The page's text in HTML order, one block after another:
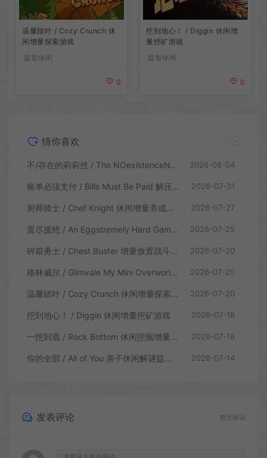
温馨踏叶 / Cozy Crunch 休
闲增量探索游戏
益智休闲
0
挖到地心！ / Diggin 休闲增
量挖矿游戏
益智休闲
0
猜你喜欢
不/存在的莉莉丝 / The NOexistenceN of Lilith 动态形象桌面互动游戏 2026-08-04
账单必须支付 / Bills Must Be Paid 解压增量肉鸽休闲游戏 2026-07-31
厨师骑士 / Chef Knight 休闲增量养成游戏 2026-07-27
蛋尽援绝 / An Eggstremely Hard Game 休闲合作闯关游戏 2026-07-25
碎箱勇士 / Chest Buster 增量放置战斗游戏 2026-07-20
格林威尔 / Glimvale My Mini Overworld 单人放置挂机城市建造游戏 2026-07-20
温馨踏叶 / Cozy Crunch 休闲增量探索游戏 2026-07-20
挖到地心！ / Diggin 休闲增量挖矿游戏 2026-07-18
一挖到底 / Rock Bottom 休闲挖掘增量游戏 2026-07-16
你的全部 / All of You 亲子休闲解谜益智游戏 2026-07-14
发表评论 暂无评论